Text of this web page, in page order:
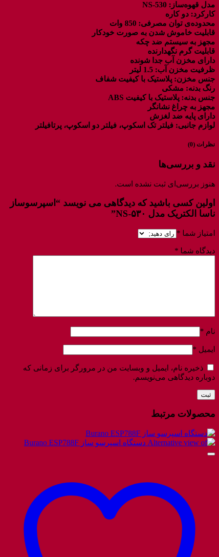
مدل قهوه‌ساز: NS-530
کارکرد: دو کاره
محدوده‌ی توان مصرفی: 850 وات
قابلیت خاموش شدن به صورت خودکار
مجهز به سیستم ضد چکه
قابلیت گرم نگهدارنده
دارای مخزن آب جدا شونده
ظرفیت مخزن آب: 1.5 لیتر
جنس مخزن: پلاستیک با کیفیت شفاف
رنگ بدنه: مشکی
جنس بدنه: پلاستیک با کیفیت ABS
مجهز به چراغ نشانگر
دارای پایه ضد لغزش
لوازم جانبی: فیلتر تک اسکوپ، فیلتر دو اسکوپ، پرتافیلتر
نظرات (0)
نقد و بررسی‌ها
هنوز بررسی‌ای ثبت نشده است.
اولین کسی باشید که دیدگاهی می نویسد “اسپرسوساز
ناسا الکتریک مدل NS-۵۳۰”
امتیاز شما *
دیدگاه شما *
نام *
ایمیل *
ذخیره نام، ایمیل و وبسایت من در مرورگر برای زمانی که
دوباره دیدگاهی می‌نویسم.
محصولات مرتبط